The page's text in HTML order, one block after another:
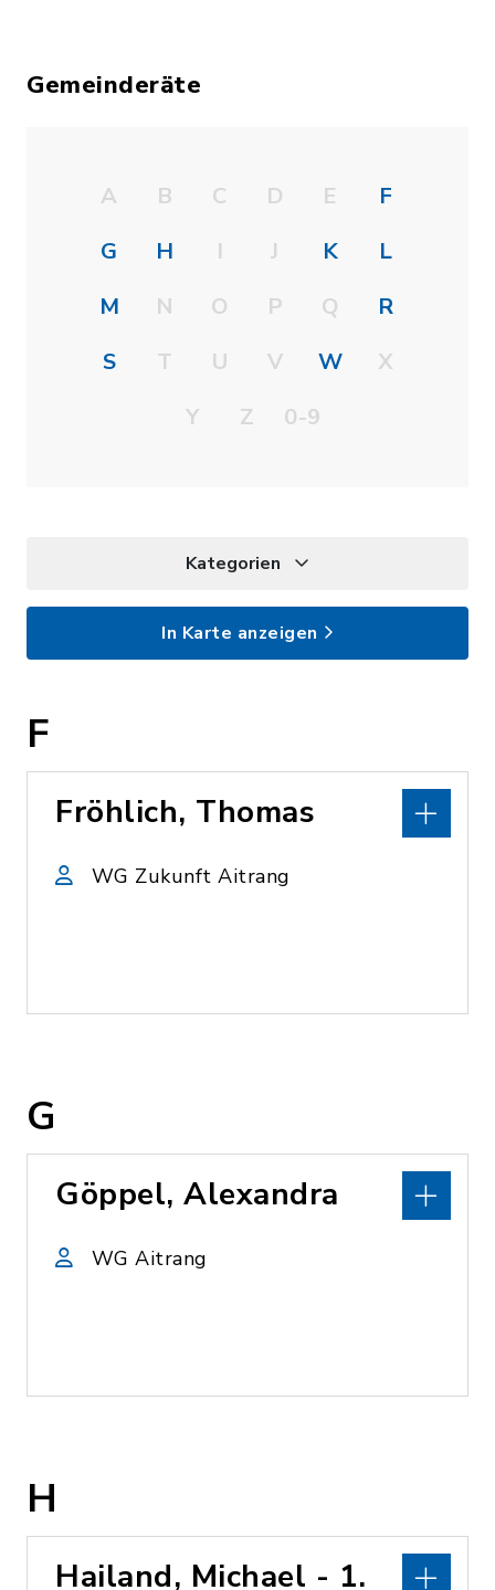
Gemeinderäte
A B C D E
F
G
H I J K
L
M
N O P Q
R
S
T U V W
X
Y
Z 0-9
Kategorien
In Karte anzeigen
F
Fröhlich, Thomas
WG Zukunft Aitrang
G
Göppel, Alexandra
WG Aitrang
H
Hailand, Michael - 1.